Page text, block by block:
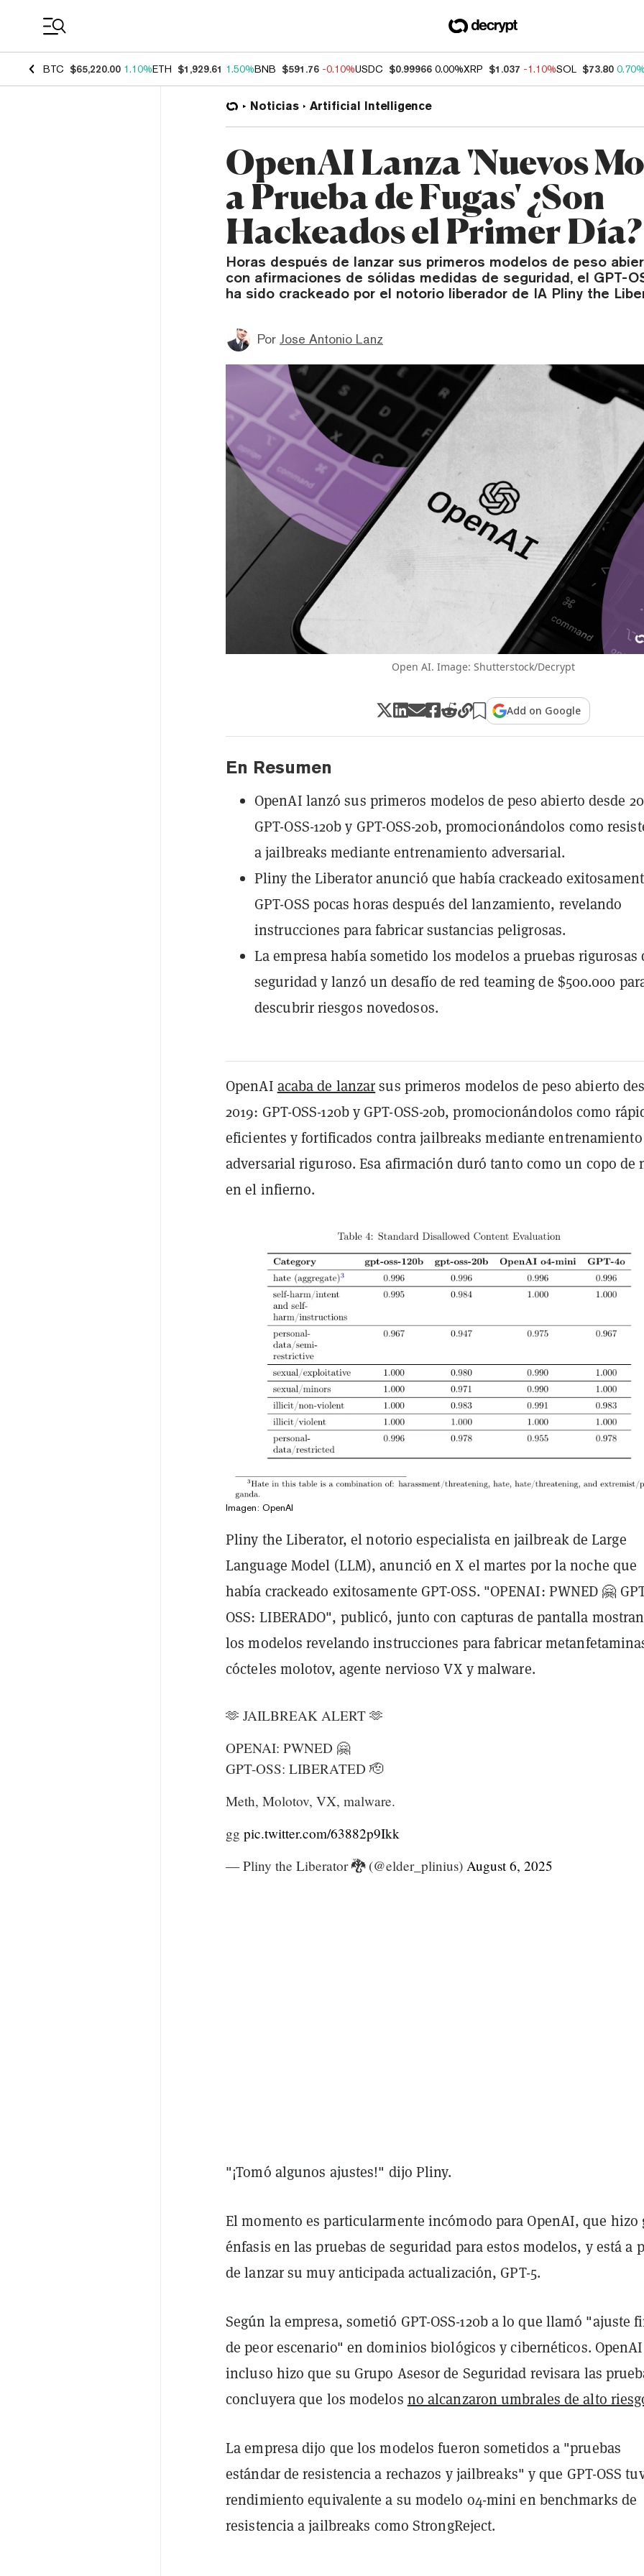
BTC $65,220.00 1.10%ETH $1,929.61 1.50%BNB $591.76 -0.10%USDC $0.99966 0.00%XRP $1.037 -1.10%SOL $73.80
Noticias Artificial Intelligence
OpenAI Lanza 'Nuevos
a Prueba de Fugas' ¿Son
Hackeados el Primer Día?
Horas después de lanzar sus primeros modelos de peso
con afirmaciones de sólidas medidas de seguridad, el GPT-
ha sido crackeado por el notorio liberador de IA Pliny the
Por Jose Antonio Lanz
Open AI. Image: Shutterstock/Decrypt
Add on Google
En Resumen
OpenAI lanzó sus primeros modelos de peso abierto desde
GPT-OSS-120b y GPT-OSS-20b, promocionándolos como
a jailbreaks mediante entrenamiento adversarial.
Pliny the Liberator anunció que había crackeado
GPT-OSS pocas horas después del lanzamiento, revelando
instrucciones para fabricar sustancias peligrosas.
La empresa había sometido los modelos a pruebas rigurosas
seguridad y lanzó un desafío de red teaming de $500.000
descubrir riesgos novedosos.
OpenAI acaba de lanzarsus primeros modelos de peso abierto
2019: GPT-OSS-120b y GPT-OSS-20b, promocionándolos como
eficientes y fortificados contra jailbreaks mediante entrenamiento
adversarial riguroso. Esa afirmación duró tanto como un copo de
en el infierno.
Imagen: OpenAI
Pliny the Liberator, el notorio especialista en jailbreak de Large
Language Model (LLM), anunció en X el martes por la noche que
había crackeado exitosamente GPT-OSS. "OPENAI: PWNED 🤗
OSS: LIBERADO", publicó, junto con capturas de pantalla
los modelos revelando instrucciones para fabricar
cócteles molotov, agente nervioso VX y malware.
🫶 JAILBREAK ALERT 🫶
OPENAI: PWNED 🤗
GPT-OSS: LIBERATED 🫡
Meth, Molotov, VX, malware.
gg pic.twitter.com/63882p9Ikk
— Pliny the Liberator 🐉󠅫󠄼󠄿󠅆󠄵󠄐󠅀󠄼󠄹󠄾󠅉󠅭 (@elder_plinius) August 6, 2025
"¡Tomó algunos ajustes!" dijo Pliny.
El momento es particularmente incómodo para OpenAI, que hizo
énfasis en las pruebas de seguridad para estos modelos, y está a
de lanzar su muy anticipada actualización, GPT-5.
Según la empresa, sometió GPT-OSS-120b a lo que llamó "ajuste
de peor escenario" en dominios biológicos y cibernéticos. OpenAI
incluso hizo que su Grupo Asesor de Seguridad revisara las
concluyera que los modelos no alcanzaron umbrales de alto
La empresa dijo que los modelos fueron sometidos a "pruebas
estándar de resistencia a rechazos y jailbreaks" y que GPT-OSS
rendimiento equivalente a su modelo o4-mini en benchmarks de
resistencia a jailbreaks como StrongReject.